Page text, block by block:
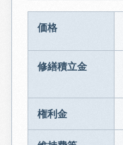
価格
修繕積立金
権利金